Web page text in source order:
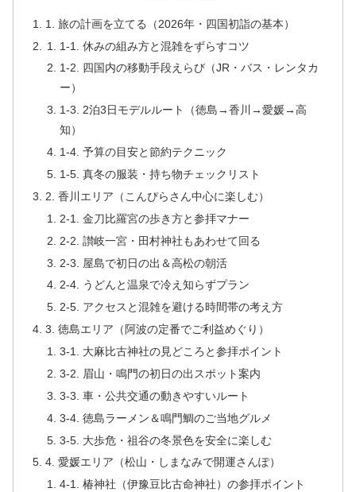
1. 旅の計画を立てる（2026年・四国初詣の基本）
1-1. 休みの組み方と混雑をずらすコツ
1-2. 四国内の移動手段えらび（JR・バス・レンタカ
ー）
1-3. 2泊3日モデルルート（徳島→香川→愛媛→高
知）
1-4. 予算の目安と節約テクニック
1-5. 真冬の服装・持ち物チェックリスト
2. 香川エリア（こんぴらさん中心に楽しむ）
2-1. 金刀比羅宮の歩き方と参拝マナー
2-2. 讃岐一宮・田村神社もあわせて回る
2-3. 屋島で初日の出＆高松の朝活
2-4. うどんと温泉で冷え知らずプラン
2-5. アクセスと混雑を避ける時間帯の考え方
3. 徳島エリア（阿波の定番でご利益めぐり）
3-1. 大麻比古神社の見どころと参拝ポイント
3-2. 眉山・鳴門の初日の出スポット案内
3-3. 車・公共交通の動きやすいルート
3-4. 徳島ラーメン＆鳴門鯛のご当地グルメ
3-5. 大歩危・祖谷の冬景色を安全に楽しむ
4. 愛媛エリア（松山・しまなみで開運さんぽ）
4-1. 椿神社（伊豫豆比古命神社）の参拝ポイント